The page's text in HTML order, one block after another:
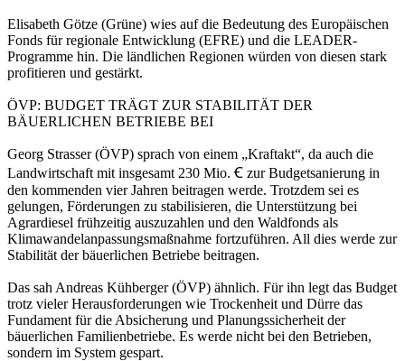
Elisabeth Götze (Grüne) wies auf die Bedeutung des Europäischen
Fonds für regionale Entwicklung (EFRE) und die LEADER-
Programme hin. Die ländlichen Regionen würden von diesen stark
profitieren und gestärkt.
ÖVP: BUDGET TRÄGT ZUR STABILITÄT DER
BÄUERLICHEN BETRIEBE BEI
Georg Strasser (ÖVP) sprach von einem „Kraftakt“, da auch die
Landwirtschaft mit insgesamt 230 Mio. Ꞓ zur Budgetsanierung in
den kommenden vier Jahren beitragen werde. Trotzdem sei es
gelungen, Förderungen zu stabilisieren, die Unterstützung bei
Agrardiesel frühzeitig auszuzahlen und den Waldfonds als
Klimawandelanpassungsmaßnahme fortzuführen. All dies werde zur
Stabilität der bäuerlichen Betriebe beitragen.
Das sah Andreas Kühberger (ÖVP) ähnlich. Für ihn legt das Budget
trotz vieler Herausforderungen wie Trockenheit und Dürre das
Fundament für die Absicherung und Planungssicherheit der
bäuerlichen Familienbetriebe. Es werde nicht bei den Betrieben,
sondern im System gespart.